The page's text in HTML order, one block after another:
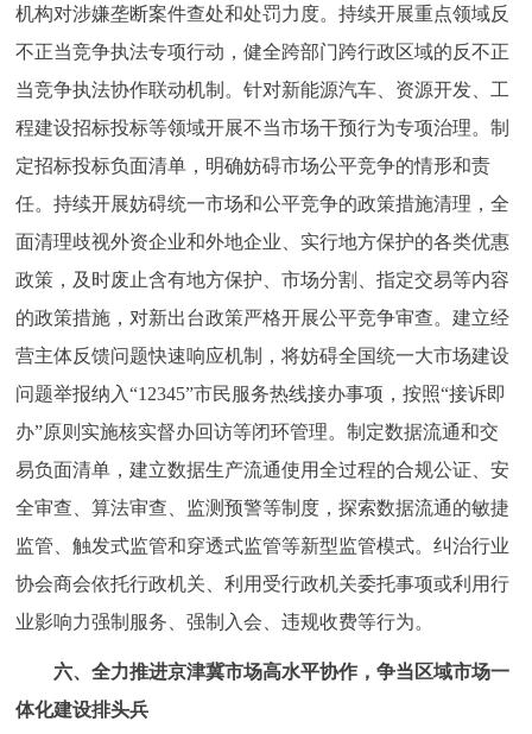
机构对涉嫌垄断案件查处和处罚力度。持续开展重点领域反
不正当竞争执法专项行动，健全跨部门跨行政区域的反不正
当竞争执法协作联动机制。针对新能源汽车、资源开发、工
程建设招标投标等领域开展不当市场干预行为专项治理。制
定招标投标负面清单，明确妨碍市场公平竞争的情形和责
任。持续开展妨碍统一市场和公平竞争的政策措施清理，全
面清理歧视外资企业和外地企业、实行地方保护的各类优惠
政策，及时废止含有地方保护、市场分割、指定交易等内容
的政策措施，对新出台政策严格开展公平竞争审查。建立经
营主体反馈问题快速响应机制，将妨碍全国统一大市场建设
问题举报纳入“12345”市民服务热线接办事项，按照“接诉即
办”原则实施核实督办回访等闭环管理。制定数据流通和交
易负面清单，建立数据生产流通使用全过程的合规公证、安
全审查、算法审查、监测预警等制度，探索数据流通的敏捷
监管、触发式监管和穿透式监管等新型监管模式。纠治行业
协会商会依托行政机关、利用受行政机关委托事项或利用行
业影响力强制服务、强制入会、违规收费等行为。
六、全力推进京津冀市场高水平协作，争当区域市场一
体化建设排头兵